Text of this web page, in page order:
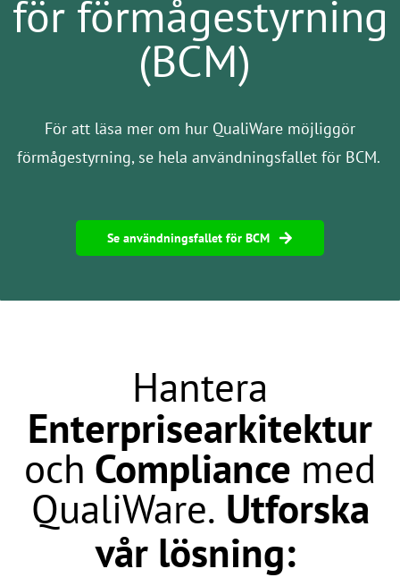
för förmågestyrning
(BCM)
För att läsa mer om hur QualiWare möjliggör
förmågestyrning, se hela användningsfallet för BCM.
Se användningsfallet för BCM
Hantera
Enterprisearkitektur
och Compliance med
QualiWare. Utforska
vår lösning: